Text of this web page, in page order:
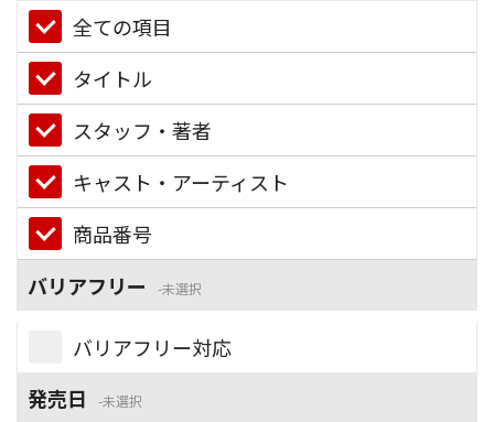
全ての項目
タイトル
スタッフ・著者
キャスト・アーティスト
商品番号
バリアフリー
未選択
バリアフリー対応
発売日
未選択